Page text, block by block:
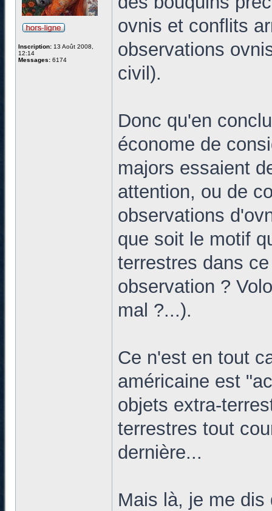
Inscription: 13 Août 2008,
12:14
Messages: 6174
ovnis et conflits
observations
civil).
Donc qu'en
économe de
majors essaient
attention, ou de
observations
que soit le motif
terrestres dans
observation ?
mal ?...).
Ce n'est en tout
américaine est
objets extra-
terrestres tout
dernière...
Mais là, je me